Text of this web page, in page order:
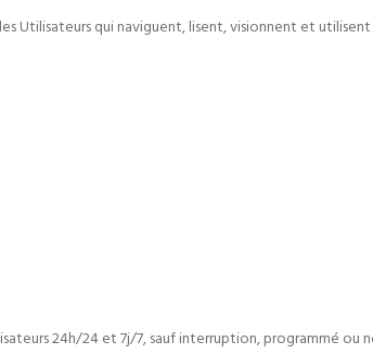
Utilisateurs qui naviguent, lisent, visionnent et utilisent
24h/24 et 7j/7, sauf interruption, programmé ou